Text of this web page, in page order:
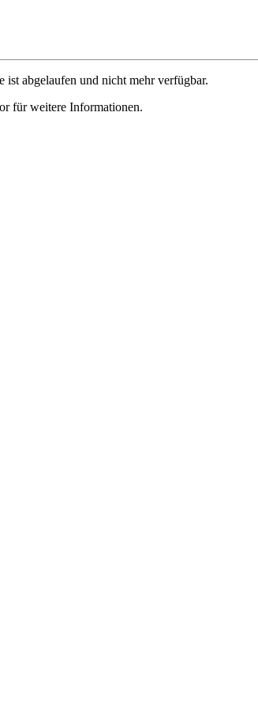
ist abgelaufen und nicht mehr verfügbar.
für weitere Informationen.